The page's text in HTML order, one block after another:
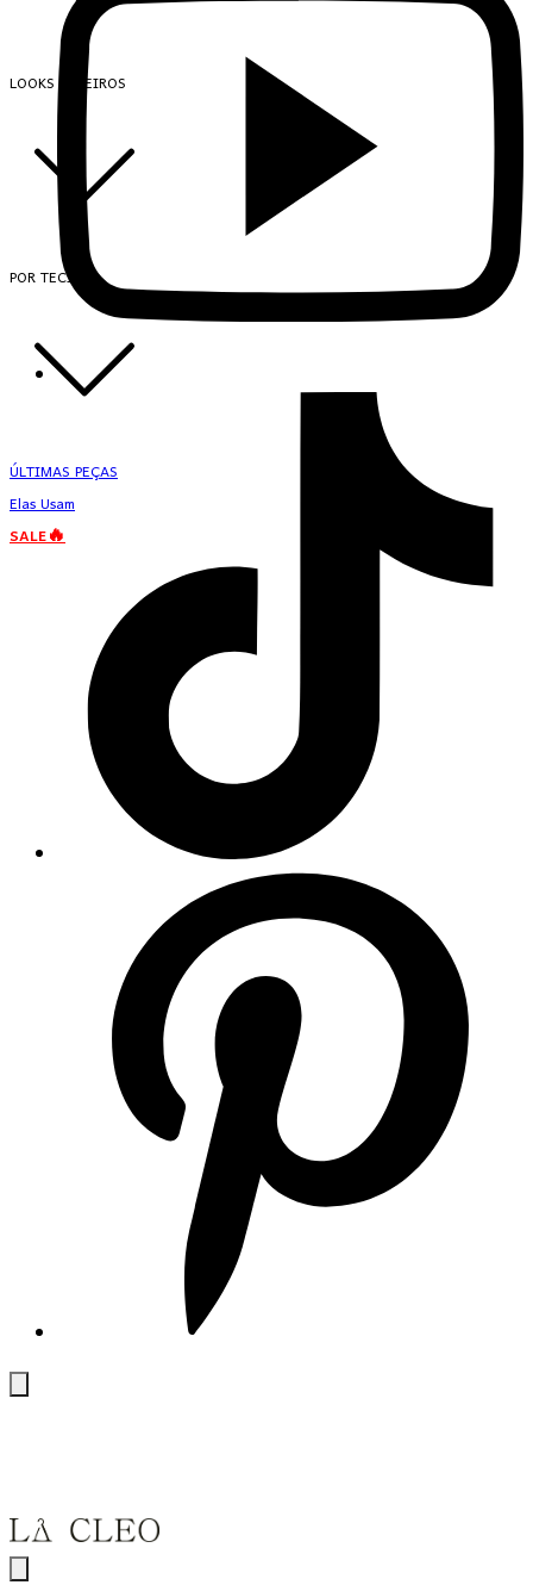
LOOKS INTEIROS
POR TECIDO
ÚLTIMAS PEÇAS
Elas Usam
SALE🔥